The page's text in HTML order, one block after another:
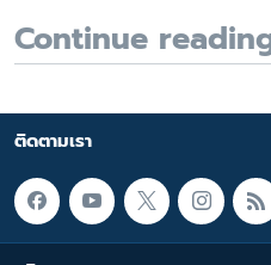
Continue
ติดตามเรา